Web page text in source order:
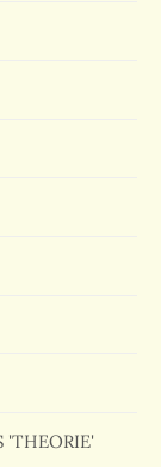
'THEORIE'